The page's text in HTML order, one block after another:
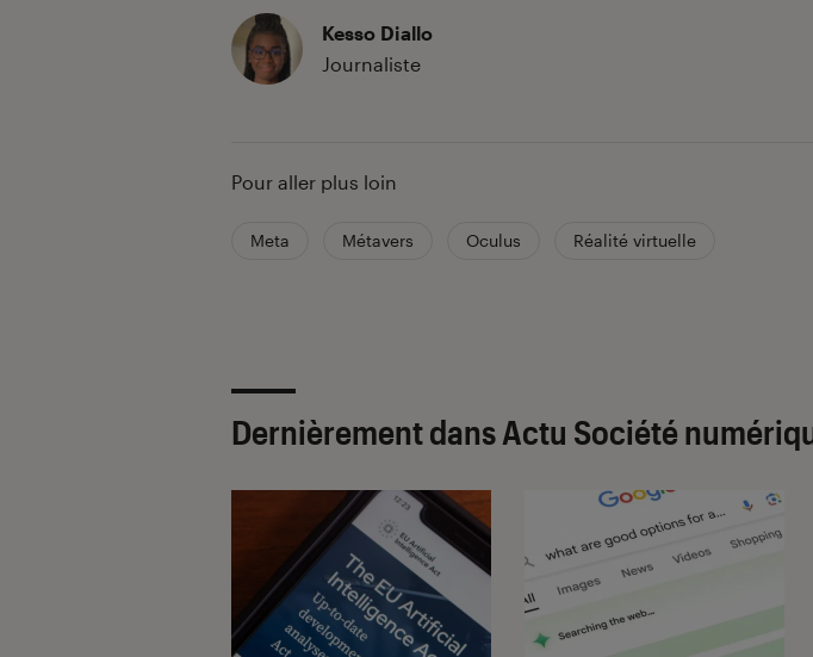
Kesso Diallo
Journaliste
Pour aller plus loin
Meta Métavers Oculus Réalité virtuelle
Dernièrement dans Actu Société